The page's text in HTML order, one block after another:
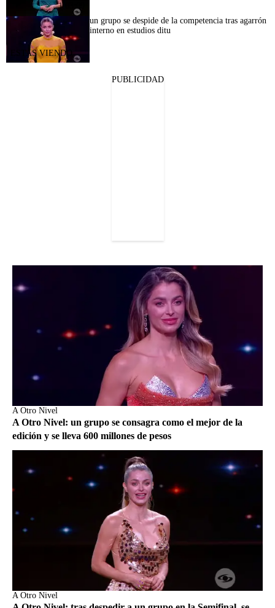
1:03:09
un grupo se despide de la competencia tras agarrón
interno en estudios ditu
PUBLICIDAD
A Otro Nivel
A Otro Nivel: un grupo se consagra como el mejor de la
edición y se lleva 600 millones de pesos
A Otro Nivel